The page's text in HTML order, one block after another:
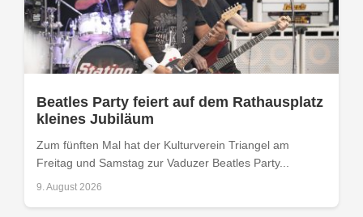
Beatles Party feiert auf dem Rathausplatz
kleines Jubiläum
Zum fünften Mal hat der Kulturverein Triangel am
Freitag und Samstag zur Vaduzer Beatles Party...
9. August 2026